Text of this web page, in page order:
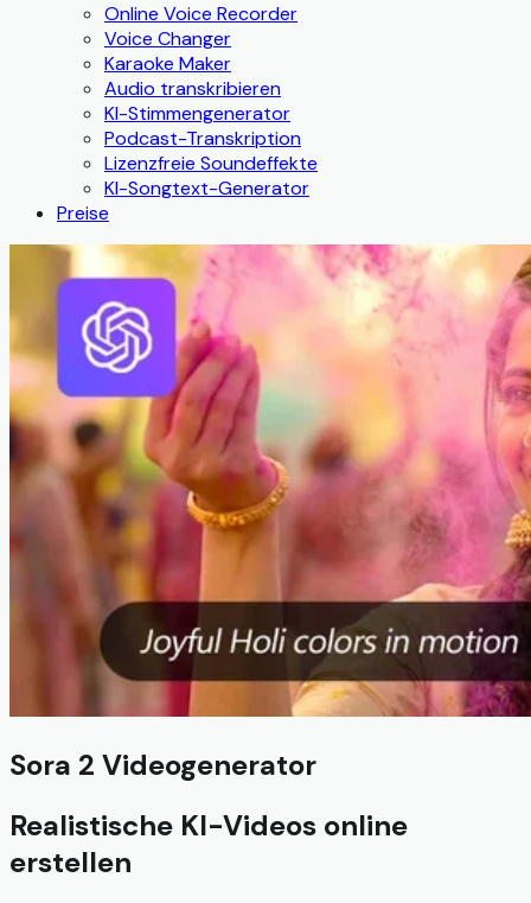
Online Voice Recorder
Voice Changer
Karaoke Maker
Audio transkribieren
KI-Stimmengenerator
Podcast-Transkription
Lizenzfreie Soundeffekte
KI-Songtext-Generator
Preise
Sora 2 Videogenerator
Realistische KI-Videos online
erstellen